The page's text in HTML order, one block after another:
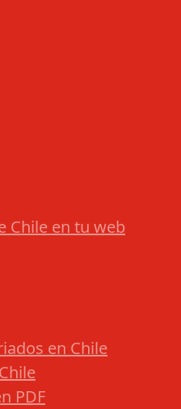
Chile en tu web
en Chile
PDF